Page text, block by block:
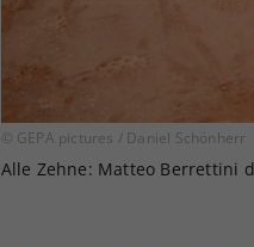
© GEPA pictures / Daniel Schönherr
Alle Zehne: Matteo Berrettini